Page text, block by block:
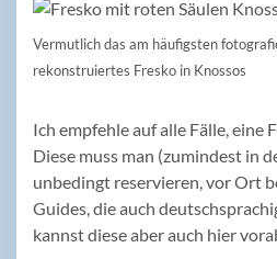
Vermutlich das am häufigsten
rekonstruiertes Fresko in Knossos
Ich empfehle auf alle Fälle, eine
Diese muss man (zumindest in
unbedingt reservieren, vor Ort
Guides, die auch
kannst diese aber auch hier